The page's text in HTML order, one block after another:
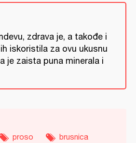
zdrava je, a takođe i
iskoristila za ovu ukusnu
je zaista puna minerala i
proso brusnica